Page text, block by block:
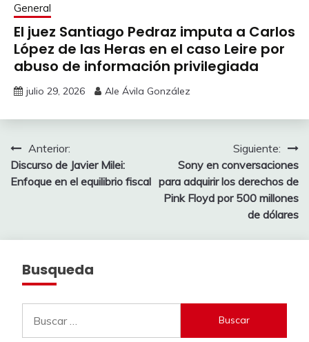
General
El juez Santiago Pedraz imputa a Carlos
López de las Heras en el caso Leire por
abuso de información privilegiada
julio 29, 2026 Ale Ávila González
Navegación
de
Anterior:
Discurso de Javier Milei:
Enfoque en el equilibrio fiscal
Siguiente:
Sony en conversaciones
para adquirir los derechos de
Pink Floyd por 500 millones
de dólares
Busqueda